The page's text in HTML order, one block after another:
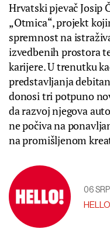
Hrvatski pjevač Josip
„Otmica“, projekt
spremnost na
izvedbenih prostora
karijere. U trenutku
predstavljanja
donosi tri potpuno
da razvoj njegova
ne počiva na
na promišljenom
06